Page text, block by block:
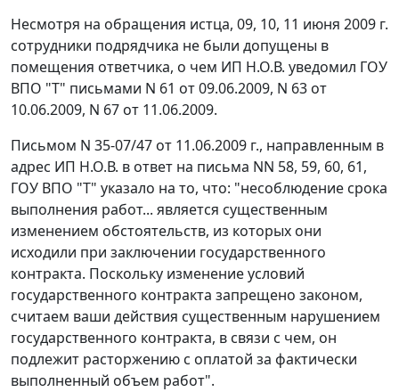
Несмотря на обращения истца, 09, 10, 11 июня 2009 г.
сотрудники подрядчика не были допущены в
помещения ответчика, о чем ИП Н.О.В. уведомил ГОУ
ВПО "Т" письмами N 61 от 09.06.2009, N 63 от
10.06.2009, N 67 от 11.06.2009.
Письмом N 35-07/47 от 11.06.2009 г., направленным в
адрес ИП Н.О.В. в ответ на письма NN 58, 59, 60, 61,
ГОУ ВПО "Т" указало на то, что: "несоблюдение срока
выполнения работ... является существенным
изменением обстоятельств, из которых они
исходили при заключении государственного
контракта. Поскольку изменение условий
государственного контракта запрещено законом,
считаем ваши действия существенным нарушением
государственного контракта, в связи с чем, он
подлежит расторжению с оплатой за фактически
выполненный объем работ".